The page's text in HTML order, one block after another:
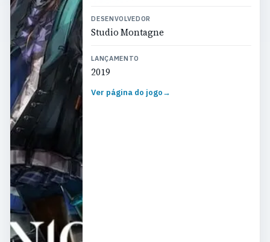
DESENVOLVEDOR
Studio Montagne
LANÇAMENTO
2019
Ver página do jogo→